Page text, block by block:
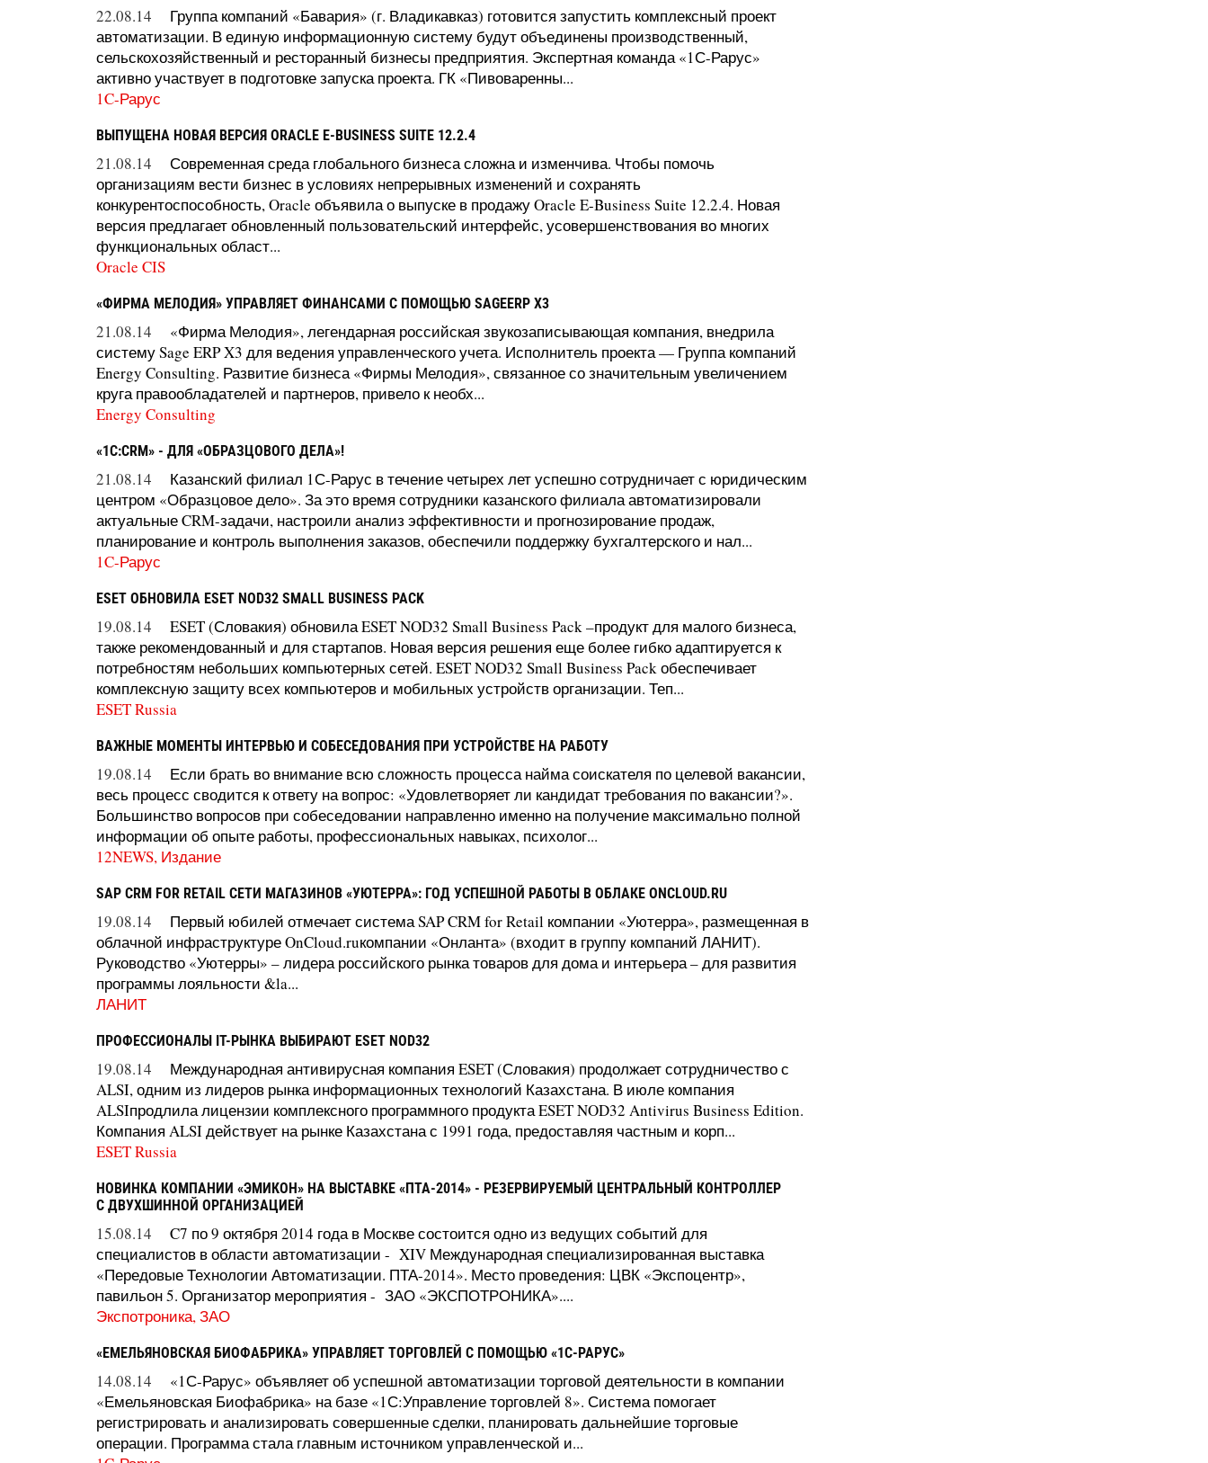
22.08.14
Группа компаний «Бавария» (г. Владикавказ) готовится запустить комплексный проект
автоматизации. В единую информационную систему будут объединены производственный,
сельскохозяйственный и ресторанный бизнесы предприятия. Экспертная команда «1С-Рарус»
активно участвует в подготовке запуска проекта. ГК «Пивоваренны...
1C-Рарус
ВЫПУЩЕНА НОВАЯ ВЕРСИЯ ORACLE E-BUSINESS SUITE 12.2.4
21.08.14
Современная среда глобального бизнеса сложна и изменчива. Чтобы помочь
организациям вести бизнес в условиях непрерывных изменений и сохранять
конкурентоспособность, Oracle объявила о выпуске в продажу Oracle E-Business Suite 12.2.4. Новая
версия предлагает обновленный пользовательский интерфейс, усовершенствования во многих
функциональных област...
Oracle CIS
«ФИРМА МЕЛОДИЯ» УПРАВЛЯЕТ ФИНАНСАМИ С ПОМОЩЬЮ SAGEERP X3
21.08.14
«Фирма Мелодия», легендарная российская звукозаписывающая компания, внедрила
систему Sage ERP X3 для ведения управленческого учета. Исполнитель проекта — Группа компаний
Energy Consulting. Развитие бизнеса «Фирмы Мелодия», связанное со значительным увеличением
круга правообладателей и партнеров, привело к необх...
Energy Consulting
«1С:СRM» - ДЛЯ «ОБРАЗЦОВОГО ДЕЛА»!
21.08.14
Казанский филиал 1С-Рарус в течение четырех лет успешно сотрудничает с юридическим
центром «Образцовое дело». За это время сотрудники казанского филиала автоматизировали
актуальные CRM-задачи, настроили анализ эффективности и прогнозирование продаж,
планирование и контроль выполнения заказов, обеспечили поддержку бухгалтерского и нал...
1C-Рарус
ESET ОБНОВИЛА ESET NOD32 SMALL BUSINESS PACK
19.08.14
ESET (Словакия) обновила ESET NOD32 Small Business Pack –продукт для малого бизнеса,
также рекомендованный и для стартапов. Новая версия решения еще более гибко адаптируется к
потребностям небольших компьютерных сетей. ESET NOD32 Small Business Pack обеспечивает
комплексную защиту всех компьютеров и мобильных устройств организации. Теп...
ESET Russia
ВАЖНЫЕ МОМЕНТЫ ИНТЕРВЬЮ И СОБЕСЕДОВАНИЯ ПРИ УСТРОЙСТВЕ НА РАБОТУ
19.08.14
Если брать во внимание всю сложность процесса найма соискателя по целевой вакансии,
весь процесс сводится к ответу на вопрос: «Удовлетворяет ли кандидат требования по вакансии?».
Большинство вопросов при собеседовании направленно именно на получение максимально полной
информации об опыте работы, профессиональных навыках, психолог...
12NEWS, Издание
SAP CRM FOR RETAIL СЕТИ МАГАЗИНОВ «УЮТЕРРА»: ГОД УСПЕШНОЙ РАБОТЫ В ОБЛАКЕ ONCLOUD.RU
19.08.14
Первый юбилей отмечает система SAP CRM for Retail компании «Уютерра», размещенная в
облачной инфраструктуре OnCloud.ruкомпании «Онланта» (входит в группу компаний ЛАНИТ).
Руководство «Уютерры» – лидера российского рынка товаров для дома и интерьера – для развития
программы лояльности &la...
ЛАНИТ
ПРОФЕССИОНАЛЫ IT-РЫНКА ВЫБИРАЮТ ESET NOD32
19.08.14
Международная антивирусная компания ESET (Словакия) продолжает сотрудничество с
ALSI, одним из лидеров рынка информационных технологий Казахстана. В июле компания
ALSIпродлила лицензии комплексного программного продукта ESET NOD32 Antivirus Business Edition.
Компания ALSI действует на рынке Казахстана с 1991 года, предоставляя частным и корп...
ESET Russia
НОВИНКА КОМПАНИИ «ЭМИКОН» НА ВЫСТАВКЕ «ПТА-2014» - РЕЗЕРВИРУЕМЫЙ ЦЕНТРАЛЬНЫЙ КОНТРОЛЛЕР
С ДВУХШИННОЙ ОРГАНИЗАЦИЕЙ
15.08.14
C7 по 9 октября 2014 года в Москве состоится одно из ведущих событий для
специалистов в области автоматизации - XIV Международная специализированная выставка
«Передовые Технологии Автоматизации. ПТА-2014». Место проведения: ЦВК «Экспоцентр»,
павильон 5. Организатор мероприятия - ЗАО «ЭКСПОТРОНИКА»....
Экспотроника, ЗАО
«ЕМЕЛЬЯНОВСКАЯ БИОФАБРИКА» УПРАВЛЯЕТ ТОРГОВЛЕЙ С ПОМОЩЬЮ «1С-РАРУС»
14.08.14
«1С-Рарус» объявляет об успешной автоматизации торговой деятельности в компании
«Емельяновская Биофабрика» на базе «1С:Управление торговлей 8». Система помогает
регистрировать и анализировать совершенные сделки, планировать дальнейшие торговые
операции. Программа стала главным источником управленческой и...